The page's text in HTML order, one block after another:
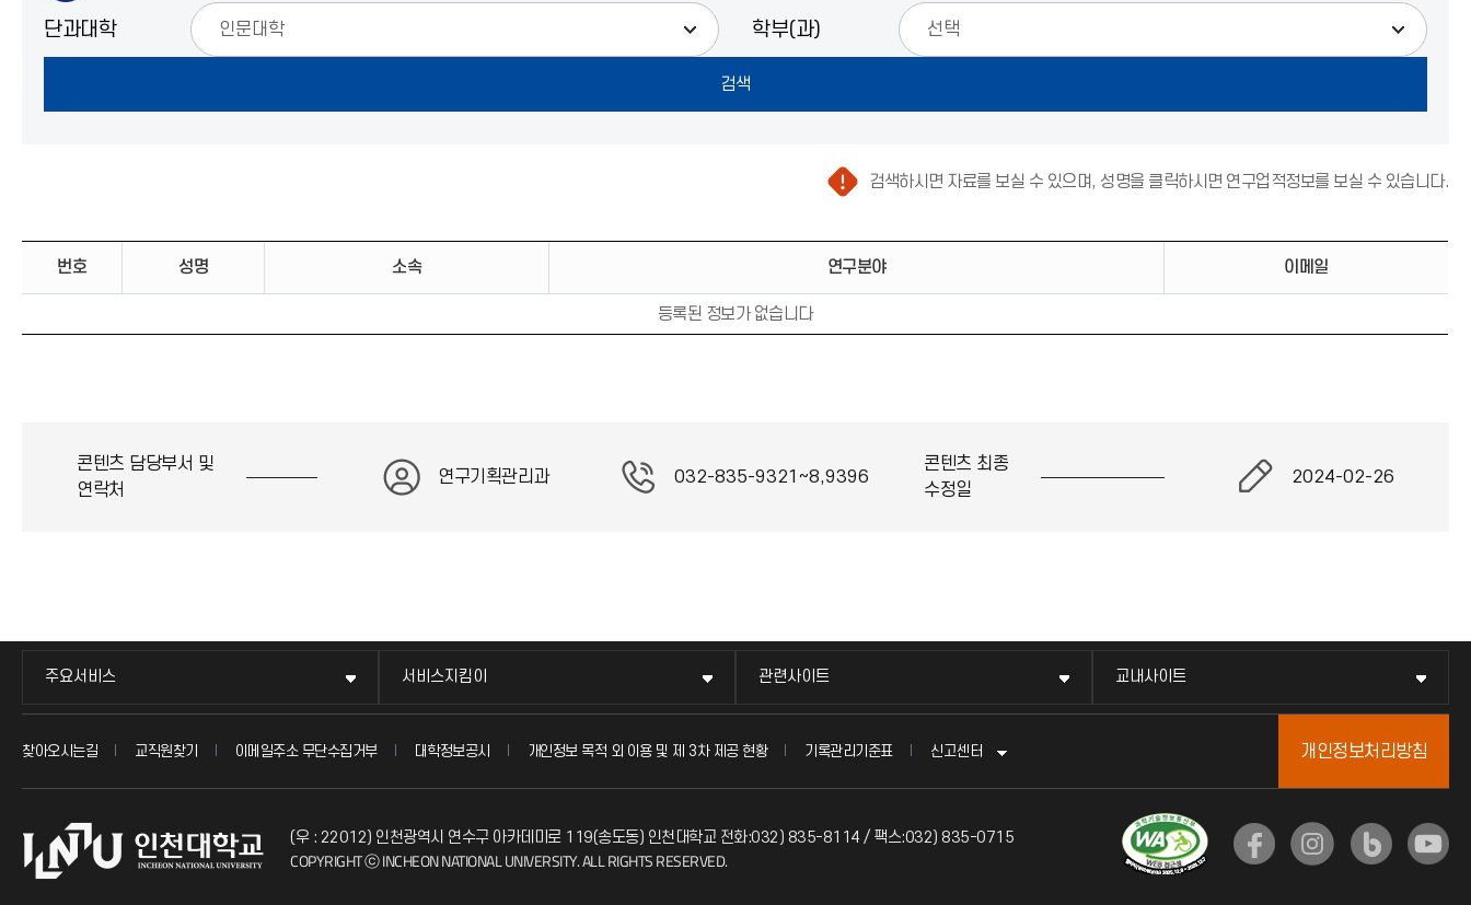
단과대학 학부(과)
검색하시면 자료를 보실 수 있으며, 성명을 클릭하시면 연구업적정보를 보실 수 있습니다.
번호 성명 소속 연구분야 이메일
등록된 정보가 없습니다
콘텐츠 담당부서 및
연락처
연구기획관리과 032-835-9321~8,9396
콘텐츠 최종
수정일
2024-02-26
주요서비스 서비스지킴이 관련사이트 교내사이트
찾아오시는길 교직원찾기 이메일주소 무단수집거부 대학정보공시 개인정보 목적 외 이용 및 제 3차 제공 현황 기록관리기준표 신고센터 개인정보처리방침
(우 : 22012) 인천광역시 연수구 아카데미로 119(송도동) 인천대학교 전화:032) 835-8114 / 팩스:032) 835-0715
COPYRIGHT ⓒ INCHEON NATIONAL UNIVERSITY. ALL RIGHTS RESERVED.